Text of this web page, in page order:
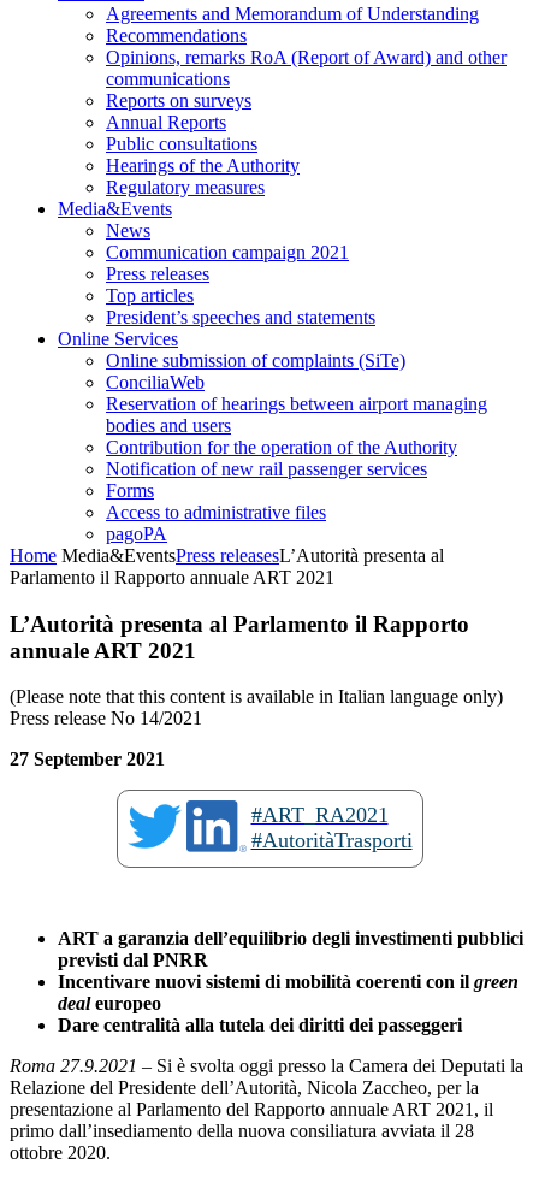
Agreements and Memorandum of Understanding
Recommendations
Opinions, remarks RoA (Report of Award) and other
communications
Reports on surveys
Annual Reports
Public consultations
Hearings of the Authority
Regulatory measures
Media&Events
News
Communication campaign 2021
Press releases
Top articles
President’s speeches and statements
Online Services
Online submission of complaints (SiTe)
ConciliaWeb
Reservation of hearings between airport managing
bodies and users
Contribution for the operation of the Authority
Notification of new rail passenger services
Forms
Access to administrative files
pagoPA
Home Media&EventsPress releasesL’Autorità presenta al
Parlamento il Rapporto annuale ART 2021
L’Autorità presenta al Parlamento il Rapporto
annuale ART 2021
(Please note that this content is available in Italian language only)
Press release No 14/2021
27 September 2021
#ART_RA2021
#AutoritàTrasporti
ART a garanzia dell’equilibrio degli investimenti pubblici
previsti dal PNRR
Incentivare nuovi sistemi di mobilità coerenti con il green
dealeuropeo
Dare centralità alla tutela dei diritti dei passeggeri
Roma 27.9.2021 – Si è svolta oggi presso la Camera dei Deputati la
Relazione del Presidente dell’Autorità, Nicola Zaccheo, per la
presentazione al Parlamento del Rapporto annuale ART 2021, il
primo dall’insediamento della nuova consiliatura avviata il 28
ottobre 2020.